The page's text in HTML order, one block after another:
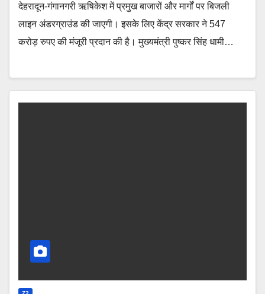
देहरादून-गंगानगरी ऋषिकेश में प्रमुख बाजारों और मार्गों पर बिजली
लाइन अंडरग्राउंड की जाएगी। इसके लिए केंद्र सरकार ने 547
करोड़ रुपए की मंजूरी प्रदान की है। मुख्यमंत्री पुष्कर सिंह धामी…